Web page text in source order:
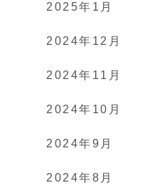
2025年1月
2024年12月
2024年11月
2024年10月
2024年9月
2024年8月